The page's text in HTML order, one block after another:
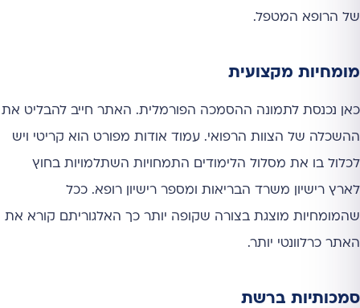
של הרופא המטפל.
מומחיות מקצועית
כאן נכנסת לתמונה ההסמכה הפורמלית. האתר חייב להבליט את
ההשכלה של הצוות הרפואי. עמוד אודות מפורט הוא קריטי ויש
לכלול בו את מסלול הלימודים התמחויות השתלמויות בחוץ
לארץ רישיון משרד הבריאות ומספר רישיון רופא. ככל
שהמומחיות מוצגת בצורה שקופה יותר כך האלגוריתם קורא את
האתר כרלוונטי יותר.
סמכותיות ברשת